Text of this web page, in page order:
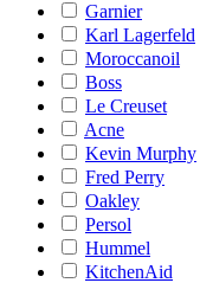
Garnier
Karl Lagerfeld
Moroccanoil
Boss
Le Creuset
Acne
Kevin Murphy
Fred Perry
Oakley
Persol
Hummel
KitchenAid